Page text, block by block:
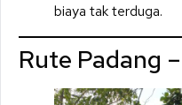
biaya tak terduga.
Rute Padang